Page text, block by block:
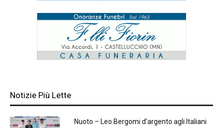
Notizie Più Lette
Nuoto – Leo Bergomi d’argento agli Italiani